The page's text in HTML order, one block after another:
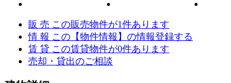
販 売 この販売物件が1件あります
情 報 この【物件情報】の情報登録する
賃 貸 この賃貸物件が0件あります
売却・貸出のご相談